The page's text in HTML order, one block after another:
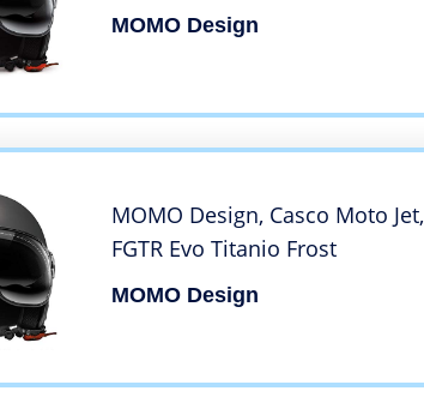
MOMO Design
MOMO Design, Casco Moto Jet,
FGTR Evo Titanio Frost
MOMO Design